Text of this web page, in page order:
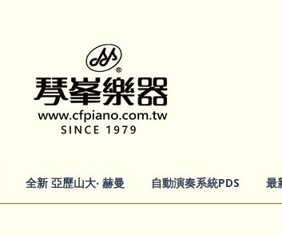
全新 亞歷山大‧ 赫曼 自動演奏系統PDS 最